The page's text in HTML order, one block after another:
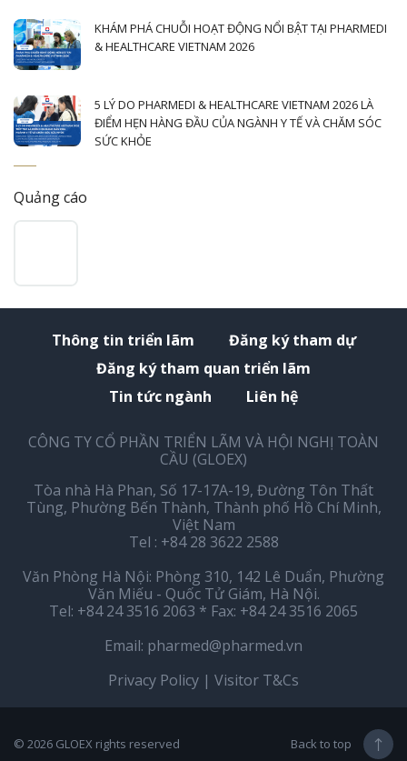
KHÁM PHÁ CHUỖI HOẠT ĐỘNG NỔI BẬT TẠI PHARMEDI
& HEALTHCARE VIETNAM 2026
5 LÝ DO PHARMEDI & HEALTHCARE VIETNAM 2026 LÀ
ĐIỂM HẸN HÀNG ĐẦU CỦA NGÀNH Y TẾ VÀ CHĂM SÓC
SỨC KHỎE
Quảng cáo
Thông tin triển lãm
Đăng ký tham dự
Đăng ký tham quan triển lãm
Tin tức ngành
Liên hệ
CÔNG TY CỔ PHẦN TRIỂN LÃM VÀ HỘI NGHỊ TOÀN
CẦU (GLOEX)
Tòa nhà Hà Phan, Số 17-17A-19, Đường Tôn Thất
Tùng, Phường Bến Thành, Thành phố Hồ Chí Minh,
Việt Nam
Tel : +84 28 3622 2588
Văn Phòng Hà Nội: Phòng 310, 142 Lê Duẩn, Phường
Văn Miếu - Quốc Tử Giám, Hà Nội.
Tel: +84 24 3516 2063 * Fax: +84 24 3516 2065
Email: pharmed@pharmed.vn
Privacy Policy | Visitor T&Cs
© 2026 GLOEX rights reserved Back to top